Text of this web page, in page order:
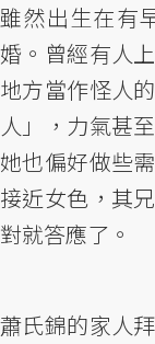
雖然出生在有
婚。曾經有人
地方當作怪人
人」，力氣甚
她也偏好做些
接近女色，其
對就答應了。
蕭氏錦的家人